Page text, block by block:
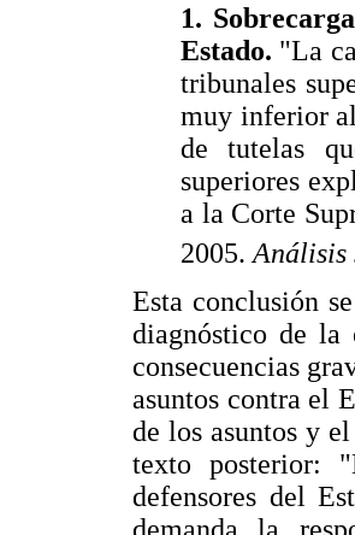
1.
Estado. "La
tribunales
muy inferior
de tutelas
superiores
a la Corte
2005.
Esta conclusión
diagnóstico de la
consecuencias
asuntos contra el
de los asuntos y
texto posterior:
defensores del
demanda la